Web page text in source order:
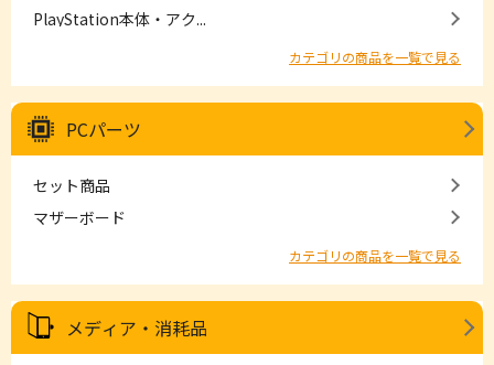
PlayStation本体・アク...
カテゴリの商品を一覧で見る
PCパーツ
セット商品
マザーボード
カテゴリの商品を一覧で見る
メディア・消耗品